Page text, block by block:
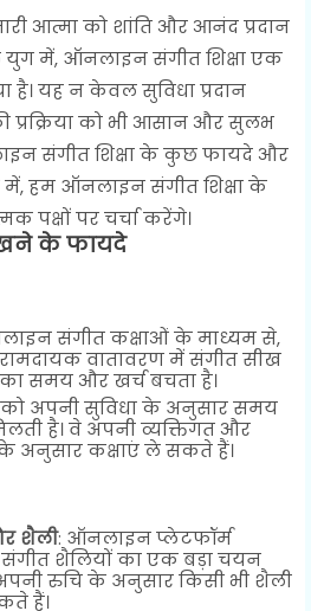
आत्मा को शांति और आनंद प्रदान
में, ऑनलाइन संगीत शिक्षा एक
है। यह न केवल सुविधा प्रदान
प्रक्रिया को भी आसान और सुलभ
संगीत शिक्षा के कुछ फायदे और
में, हम ऑनलाइन संगीत शिक्षा के
पक्षों पर चर्चा करेंगे।
के फायदे
संगीत कक्षाओं के माध्यम से,
वातावरण में संगीत सीख
समय और खर्च बचता है।
को अपनी सुविधा के अनुसार समय
है। वे अपनी व्यक्तिगत और
के अनुसार कक्षाएं ले सकते हैं।
शैली: ऑनलाइन प्लेटफॉर्म
संगीत शैलियों का एक बड़ा चयन
अपनी रुचि के अनुसार किसी भी शैली
हैं।